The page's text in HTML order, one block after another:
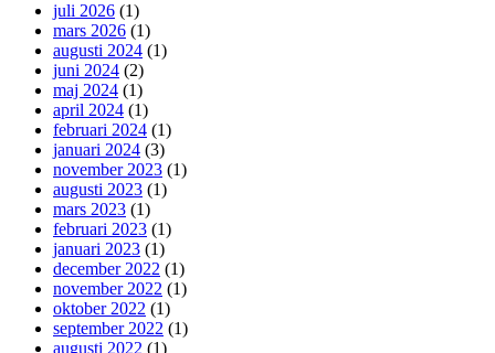
juli 2026 (1)
mars 2026 (1)
augusti 2024 (1)
juni 2024 (2)
maj 2024 (1)
april 2024 (1)
februari 2024 (1)
januari 2024 (3)
november 2023 (1)
augusti 2023 (1)
mars 2023 (1)
februari 2023 (1)
januari 2023 (1)
december 2022 (1)
november 2022 (1)
oktober 2022 (1)
september 2022 (1)
augusti 2022 (1)